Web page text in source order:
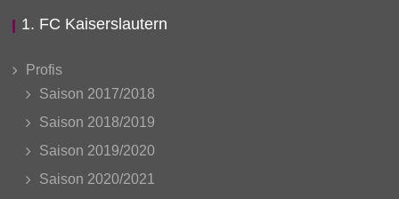
1. FC Kaiserslautern
Profis
Saison 2017/2018
Saison 2018/2019
Saison 2019/2020
Saison 2020/2021